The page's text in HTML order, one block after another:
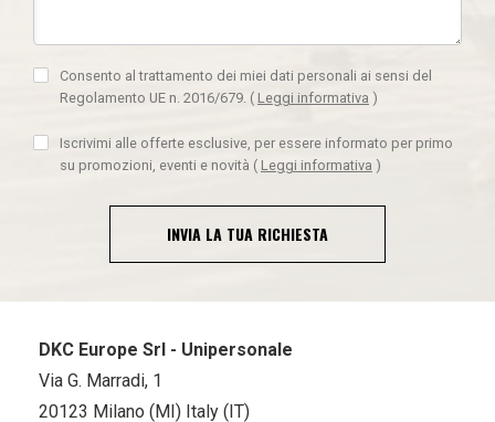
Consento al trattamento dei miei dati personali ai sensi del
Regolamento UE n. 2016/679. ( Leggi informativa )
Iscrivimi alle offerte esclusive, per essere informato per primo
su promozioni, eventi e novità ( Leggi informativa )
INVIA LA TUA RICHIESTA
DKC Europe Srl - Unipersonale
Via G. Marradi, 1
20123 Milano (MI) Italy (IT)